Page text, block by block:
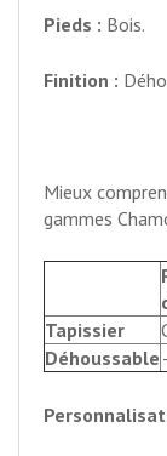
Pieds : Bois.
Finition :
Mieux
gammes
Tapissier
Déhoussable